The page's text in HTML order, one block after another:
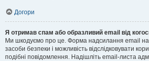
Догори
Я отримав спам або образливий email від
Ми шкодуємо про це. Форма надсилання email
засоби безпеки і можливість відслідковувати
подібні повідомлення. Надішліть email-листа